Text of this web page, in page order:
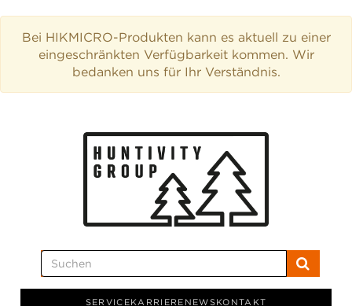
Bei HIKMICRO-Produkten kann es aktuell zu einer
eingeschränkten Verfügbarkeit kommen. Wir
bedanken uns für Ihr Verständnis.
SERVICEKARRIERE NEWSKONTAKT